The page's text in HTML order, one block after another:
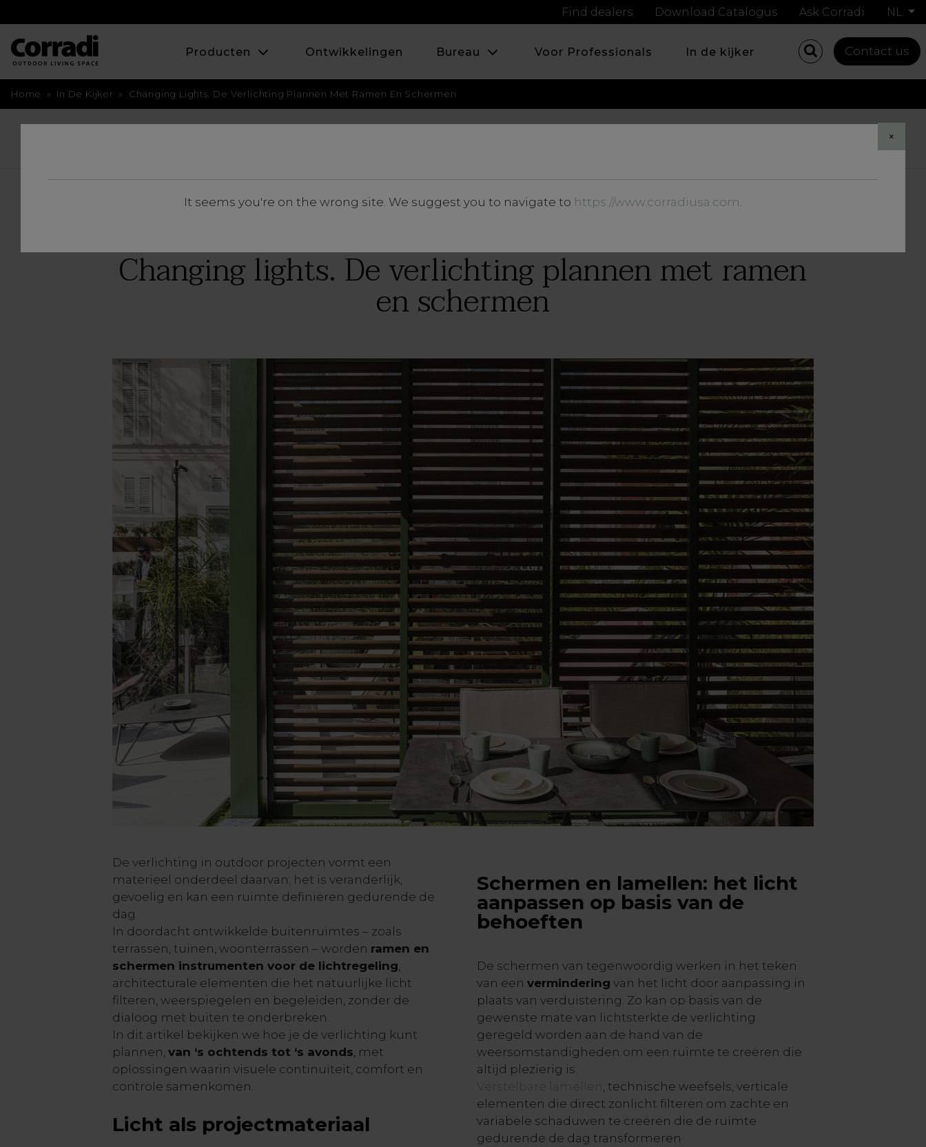
×
It seems you're on the wrong site. We suggest you to navigate to https://www.corradiusa.com.
Find dealers Download Catalogus Ask Corradi NL
Producten Ontwikkelingen Bureau Voor Professionals In de kijker Contact us
Home » In De Kijker » Changing Lights. De Verlichting Plannen Met Ramen En Schermen
Changing lights. De verlichting plannen met ramen
en schermen
De verlichting in outdoor projecten vormt een
materieel onderdeel daarvan; het is veranderlijk,
gevoelig en kan een ruimte definiëren gedurende de
dag.
In doordacht ontwikkelde buitenruimtes – zoals
terrassen, tuinen, woonterrassen – worden ramen en
schermen instrumenten voor de lichtregeling
architecturale elementen die het natuurlijke licht
filteren, weerspiegelen en begeleiden, zonder de
dialoog met buiten te onderbreken.
In dit artikel bekijken we hoe je de verlichting kunt
plannen, van ‘s ochtends tot ‘s avonds , met
oplossingen waarin visuele continuïteit, comfort en
controle samenkomen.
Licht als projectmateriaal
Schermen en lamellen: het licht
aanpassen op basis van de
behoeften
De schermen van tegenwoordig werken in het teken
van een vermindering van het licht door aanpassing in
plaats van verduistering. Zo kan op basis van de
gewenste mate van lichtsterkte de verlichting
geregeld worden aan de hand van de
weersomstandigheden om een ruimte te creëren die
altijd plezierig is.
Verstelbare lamellen
, technische weefsels, verticale
elementen die direct zonlicht filteren om zachte en
variabele schaduwen te creëren die de ruimte
gedurende de dag transformeren